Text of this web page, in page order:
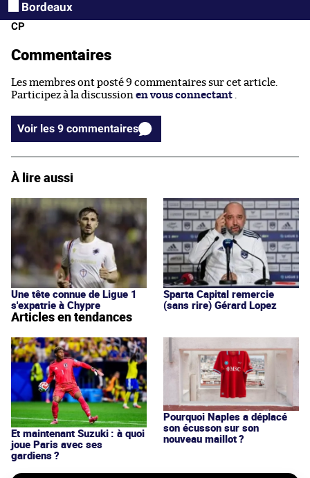
Bordeaux
CP
Commentaires
Les membres ont posté 9 commentaires sur cet article.
Participez à la discussion en vous connectant .
Voir les 9 commentaires
À lire aussi
Une tête connue de Ligue 1
s'expatrie à Chypre
Sparta Capital remercie
(sans rire) Gérard Lopez
Articles en tendances
Et maintenant Suzuki : à quoi
joue Paris avec ses
gardiens ?
Pourquoi Naples a déplacé
son écusson sur son
nouveau maillot ?